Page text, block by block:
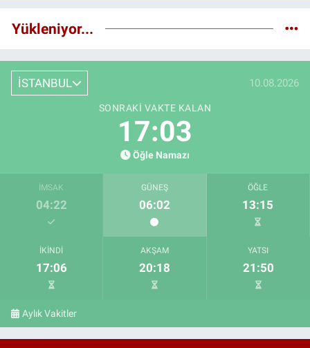
Yükleniyor...
İSTANBUL 10.08.2026
SONRAKI VAKTE KALAN
17:02
Öğle Namazı
İMSAK
04:22
GÜNEŞ
06:02
ÖĞLE
13:15
İKINDI
17:06
AKŞAM
20:18
YATSI
21:50
Aylık Vakitler